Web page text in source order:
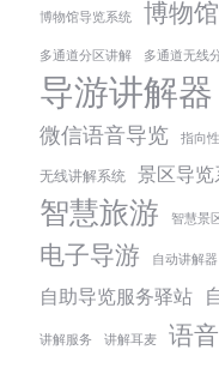
博物馆导览系统 博物
多通道分区讲解 多通道无线
导游讲解器
微信语音导览 指向
无线讲解系统 景区导
智慧旅游 智慧景
电子导游 自动讲解器
自助导览服务驿站
讲解服务 讲解耳麦 语